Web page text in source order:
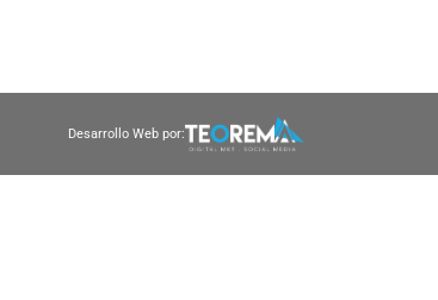
Desarrollo Web por: